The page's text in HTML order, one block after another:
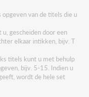
van de titels die u
gescheiden door een
elkaar intikken, bijv. T
titels kunt u met behulp
bijv. 5-15. Indien u
wordt de hele set